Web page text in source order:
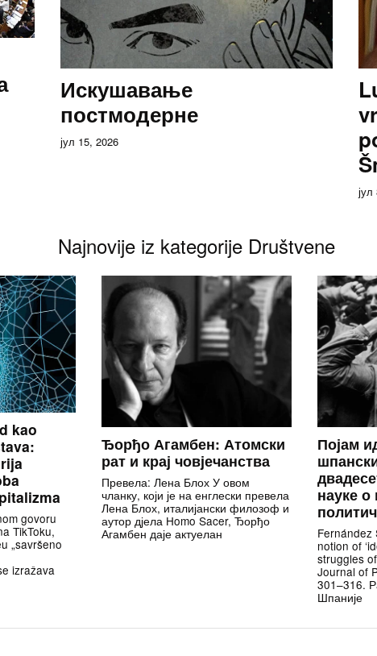
Искушавање
постмодерне
јул 15, 2026
Najnovije iz kategorije Društvene
kao
govoru
TikToku,
„savršeno
izražava
Ђорђо Агамбен: Атомски
рат и крај човјечанства
Превела: Лена Блох У овом
чланку, који је на енглески превела
Лена Блох, италијански филозоф и
аутор дјела Homo Sacer, Ђорђо
Агамбен даје актуелан
Појам
науке о
Fernández
notion of
struggles
Journal of
301–316.
Шпаније